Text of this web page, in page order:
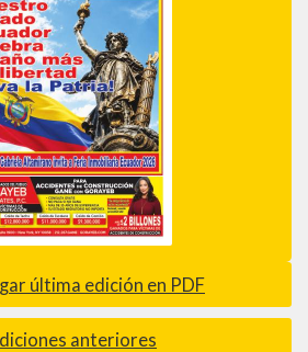
última edición en PDF
anteriores